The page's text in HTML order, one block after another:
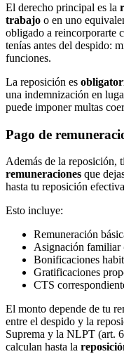
El derecho principal es la
trabajo o en uno
obligado a reincorporarte
tenías antes del despido:
funciones.
La reposición es
una indemnización en
puede imponer multas
Pago de
Además de la reposición,
remuneraciones que
hasta tu reposición
Esto incluye:
Remuneración
Asignación familiar
Bonificaciones
Gratificaciones
CTS
El monto depende de tu
entre el despido y la
Suprema y la NLPT (art.
calculan hasta la